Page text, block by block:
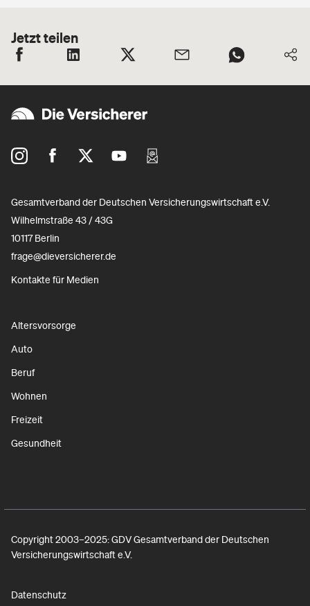
Jetzt teilen
Gesamtverband der Deutschen Versicherungswirtschaft e.V.
Wilhelmstraße 43 / 43G
10117 Berlin
frage@dieversicherer.de
Kontakte für Medien
Altersvorsorge
Auto
Beruf
Wohnen
Freizeit
Gesundheit
Copyright 2003–2025: GDV Gesamtverband der Deutschen
Versicherungswirtschaft e.V.
Datenschutz